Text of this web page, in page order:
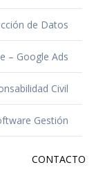
de Datos
– Google Ads
Civil
Gestión
CONTACTO